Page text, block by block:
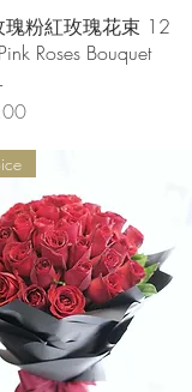
快速瀏覽
瑰粉紅玫瑰花束 12
Roses Bouquet